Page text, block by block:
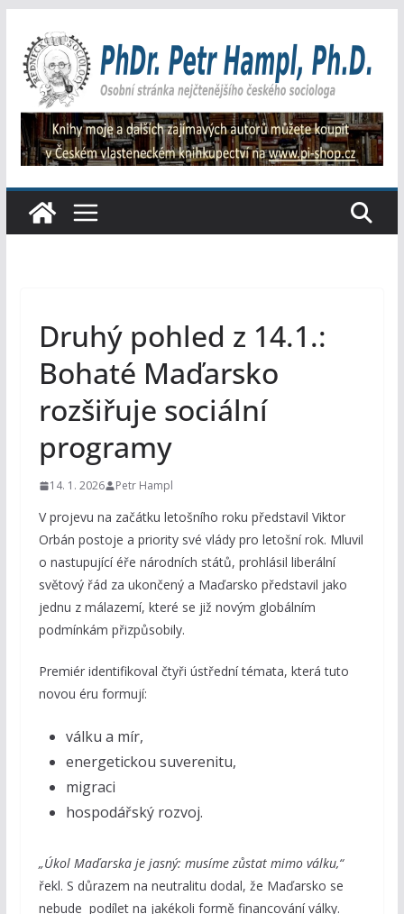
obsah
Druhý pohled z 14.1.:
Bohaté Maďarsko
rozšiřuje sociální
programy
14. 1. 2026 Petr Hampl
V projevu na začátku letošního roku představil Viktor
Orbán postoje a priority své vlády pro letošní rok. Mluvil
o nastupující éře národních států, prohlásil liberální
světový řád za ukončený a Maďarsko představil jako
jednu z málazemí, které se již novým globálním
podmínkám přizpůsobily.
Premiér identifikoval čtyři ústřední témata, která tuto
novou éru formují:
válku a mír,
energetickou suverenitu,
migraci
hospodářský rozvoj.
„Úkol Maďarska je jasný: musíme zůstat mimo válku,“
řekl. S důrazem na neutralitu dodal, že Maďarsko se
nebude podílet na jakékoli formě financování války.